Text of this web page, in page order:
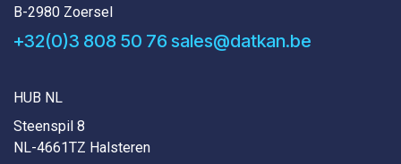
B-2980 Zoersel
+32(0)3 808 50 76 sales@datkan.be
HUB NL
Steenspil 8
NL-4661TZ Halsteren